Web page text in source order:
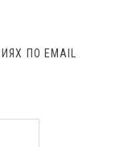
ПО EMAIL